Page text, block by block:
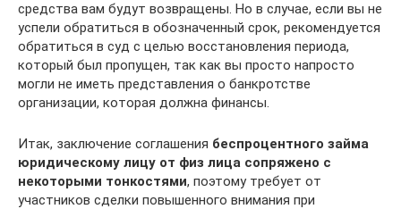
средства вам будут возвращены. Но в случае, если вы не
успели обратиться в обозначенный срок, рекомендуется
обратиться в суд с целью восстановления периода,
который был пропущен, так как вы просто напросто
могли не иметь представления о банкротстве
организации, которая должна финансы.
Итак, заключение соглашения беспроцентного займа
юридическому лицу от физ лица сопряжено с
некоторыми тонкостями, поэтому требует от
участников сделки повышенного внимания при